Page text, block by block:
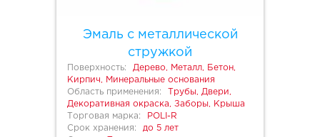
Эмаль с металлической
стружкой
Поверхность:
Дерево, Металл, Бетон,
Кирпич, Минеральные основания
Область применения:
Трубы, Двери,
Декоративная окраска, Заборы, Крыша
Торговая марка:
POLI-R
Срок хранения:
до 5 лет